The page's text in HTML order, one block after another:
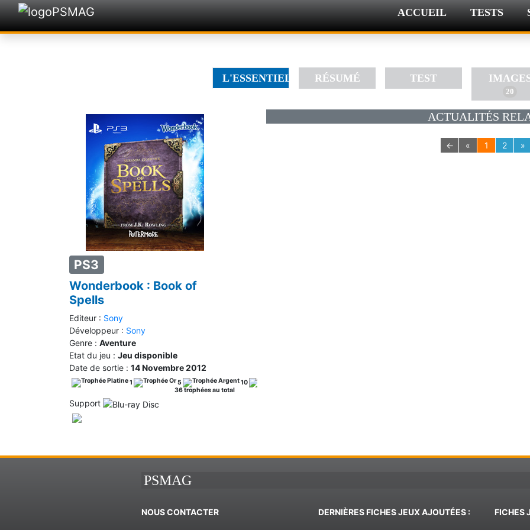
ACCUEIL TESTS
L'ESSENTIEL RÉSUMÉ TEST
20
PS3
Wonderbook : Book of
Spells
Editeur : Sony
Développeur : Sony
Genre : Aventure
Etat du jeu : Jeu disponible
Date de sortie : 14 Novembre 2012
1 5 10
36 trophées au total
Support
ACTUALITÉS
← « 1 2 »
PSMAG
NOUS CONTACTER DERNIÈRES FICHES JEUX AJOUTÉES : FICHES